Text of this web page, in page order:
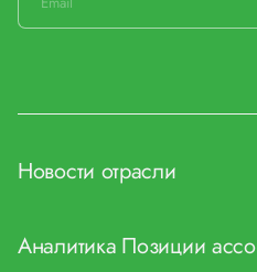
Новости отрасли
Аналитика Позиции